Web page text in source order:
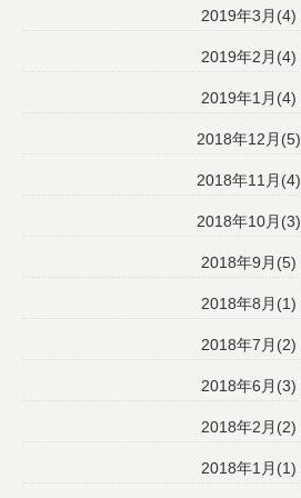
2019年3月(4)
2019年2月(4)
2019年1月(4)
2018年12月(5)
2018年11月(4)
2018年10月(3)
2018年9月(5)
2018年8月(1)
2018年7月(2)
2018年6月(3)
2018年2月(2)
2018年1月(1)